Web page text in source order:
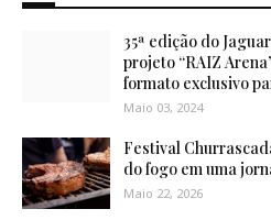
35ª edição do
projeto “RAIZ
formato exclusivo
Maio 03, 2024
Festival
do fogo em uma
Maio 22, 2026